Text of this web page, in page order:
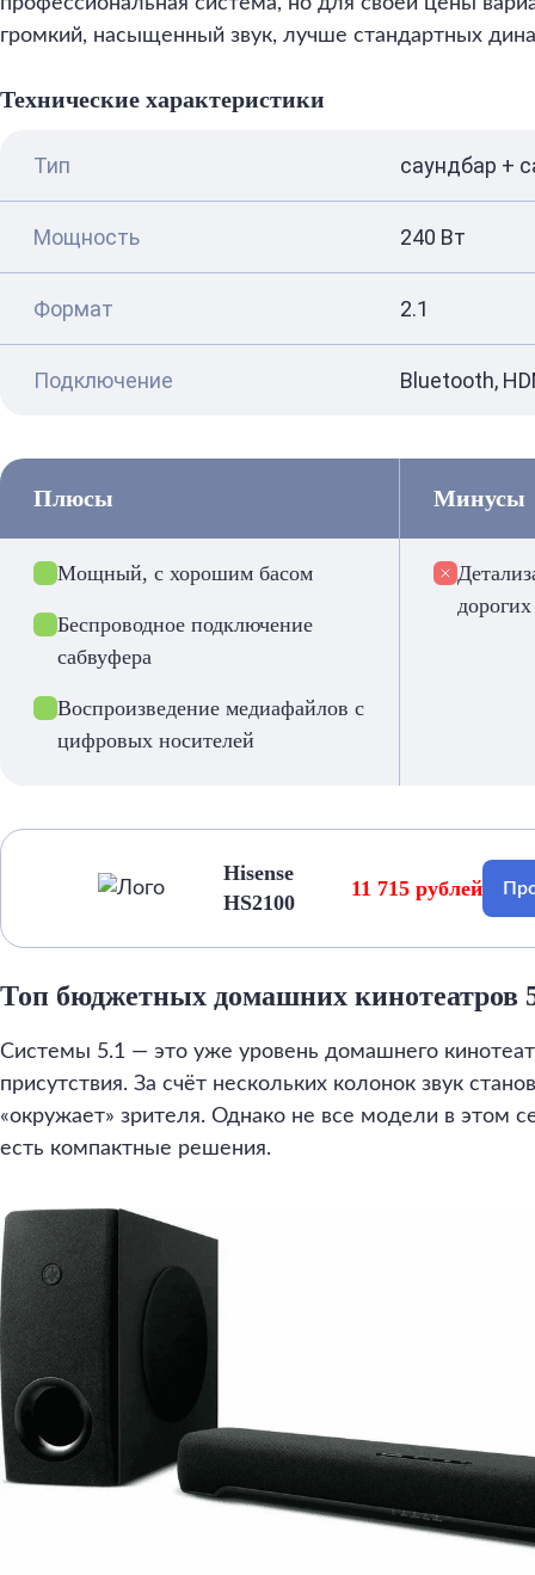
громкий, насыщенный звук, лучше стандартных
Технические характеристики
Тип саундбар +
Мощность 240 Вт
Формат 2.1
Подключение Bluetooth,
Плюсы
Мощный, с хорошим басом
Беспроводное подключение
сабвуфера
Воспроизведение медиафайлов с
цифровых носителей
Минусы
Hisense
HS2100
11 715 рублей
Топ бюджетных домашних кинотеатров
Системы 5.1 — это уже уровень домашнего
присутствия. За счёт нескольких колонок звук
«окружает» зрителя. Однако не все модели в этом
есть компактные решения.